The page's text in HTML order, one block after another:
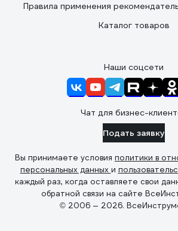
Правила применения
Каталог товаров
Наши соцсети
Чат для бизнес-
Подать заявку
Вы принимаете условия политики в
персональных данных и
каждый раз, когда оставляете свои
обратной связи на сайте
© 2006 — 2026.